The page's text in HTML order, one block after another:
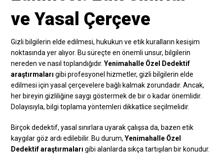
ve Yasal Çerçeve
Gizli bilgilerin elde edilmesi, hukukun ve etik kuralların kesişim
noktasında yer alıyor. Bu süreçte en önemli unsur, bilgilerin
nereden ve nasıl toplandığıdır.Yenimahalle Özel Dedektif
araştırmaları gibi profesyonel hizmetler, gizli bilgilerin elde
edilmesi için yasal çerçevelere bağlı kalmak zorundadır. Ancak,
her bireyin gizliliğine saygı göstermek de bir o kadar önemlidir.
Dolayısıyla, bilgi toplama yöntemleri dikkatlice seçilmelidir.
Birçok dedektif, yasal sınırlara uyarak çalışsa da, bazen etik
kaygılar göz ardı edilebilir. Bu durum,Yenimahalle Özel
Dedektif araştırmaları gibi alanlarda sıkça tartışılan bir konudur.